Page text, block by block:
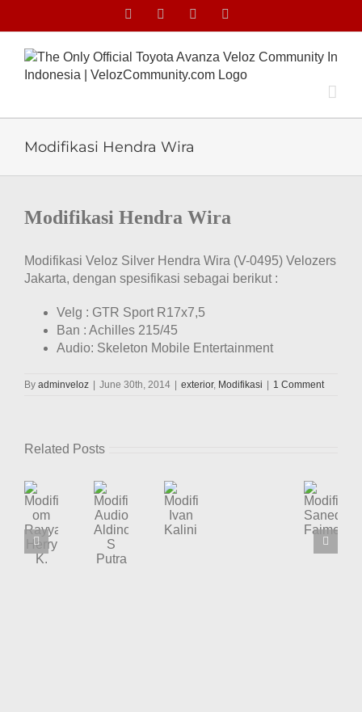
FacebookFacebook
Modifikasi Hendra Wira
Image
Modifikasi Hendra Wira
Modifikasi Veloz Silver Hendra Wira (V-0495) Velozers
Jakarta, dengan spesifikasi sebagai berikut :
Velg : GTR Sport R17x7,5
Ban : Achilles 215/45
Audio: Skeleton Mobile Entertainment
By adminveloz June 30th, 2014 exterior, Modifikasi 1 Comment
Related Posts
Modifikasi
Modifikasi
Audio
Modifikasi
Modifikasi
Sanedo